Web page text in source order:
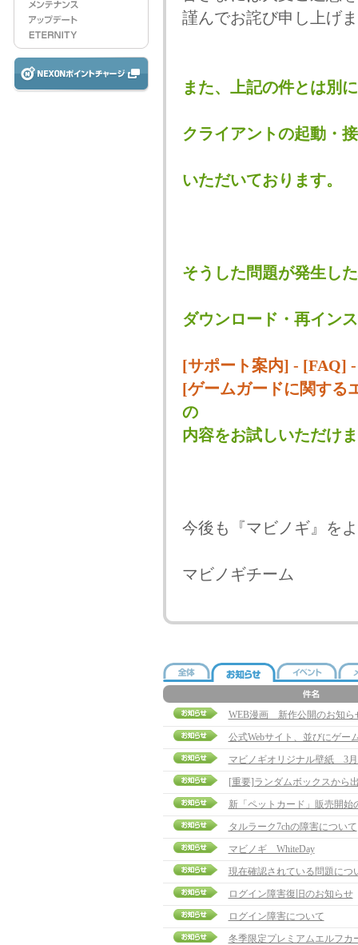
謹んでお詫び申し上げ
また、上記の件とは別
クライアントの起動・
いただいております。
そうした問題が発生し
ダウンロード・ 再イン
[サポート案内] - [FAQ]
[ゲームガードに関する
の
内容をお試しいただけ
今後も『マビノギ』を
マビノギチーム
WEB漫画 新作公開のお知ら
公式Webサイト、並びにゲー
マビノギオリジナル壁紙 3
[重要]ランダムボックスから
新「ペットカード」販売開始
タルラーク7chの障害について
マビノギ WhiteDay
現在確認されている問題に
ログイン障害復旧のお知らせ
ログイン障害について
冬季限定プレミアムエルフカ